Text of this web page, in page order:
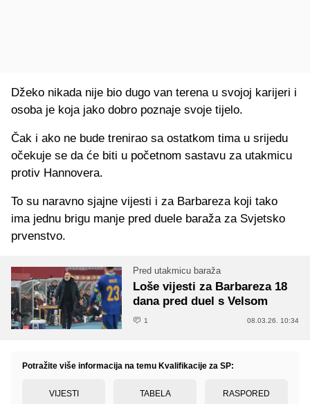
Džeko nikada nije bio dugo van terena u svojoj karijeri i
osoba je koja jako dobro poznaje svoje tijelo.
Čak i ako ne bude trenirao sa ostatkom tima u srijedu
očekuje se da će biti u početnom sastavu za utakmicu
protiv Hannovera.
To su naravno sjajne vijesti i za Barbareza koji tako
ima jednu brigu manje pred duele baraža za Svjetsko
prvenstvo.
Pred utakmicu baraža
Loše vijesti za Barbareza 18
dana pred duel s Velsom
1 08.03.26. 10:34
Potražite više informacija na temu Kvalifikacije za SP:
VIJESTI TABELA RASPORED